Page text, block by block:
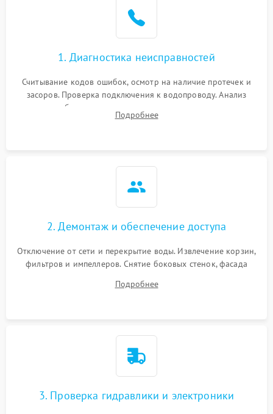
Проблемы с1. Диагностика неисправностей
Считывание кодов ошибок, осмотр на наличие протечек и
засоров. Проверка подключения к водопроводу. Анализ
жалоб на отсутствие слива, нагрева, вращения
разбрызгивателей или срабатывание системы защиты
Подробнее
2. Демонтаж и обеспечение доступа
Отключение от сети и перекрытие воды. Извлечение корзин,
фильтров и импеллеров. Снятие боковых стенок, фасада
циркуляционному насосу, ТЭНу и сливной помпе.
Подробнее
3. Проверка гидравлики и электроники